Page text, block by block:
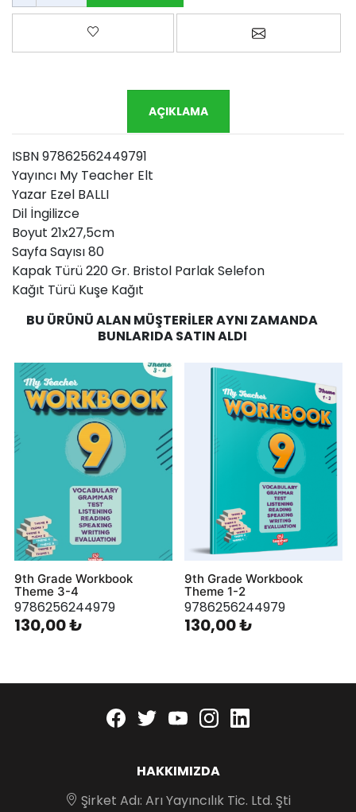
Favorilere ekle Arkadaşına
AÇIKLAMA
ISBN 97862562449791
Yayıncı My Teacher Elt
Yazar Ezel BALLI
Dil İngilizce
Boyut 21x27,5cm
Sayfa Sayısı 80
Kapak Türü 220 Gr. Bristol Parlak Selefon
Kağıt Türü Kuşe Kağıt
BU ÜRÜNÜ ALAN MÜŞTERILER AYNI ZAMANDA
BUNLARIDA SATIN ALDI
9th Grade Workbook
Theme 3-4
9786256244979
130,00 ₺
9th Grade Workbook
Theme 1-2
9786256244979
130,00 ₺
Facebook
twitteryoutubeinstagram
HAKKIMIZDA
Şirket Adı: Arı Yayıncılık Tic. Ltd. Şti